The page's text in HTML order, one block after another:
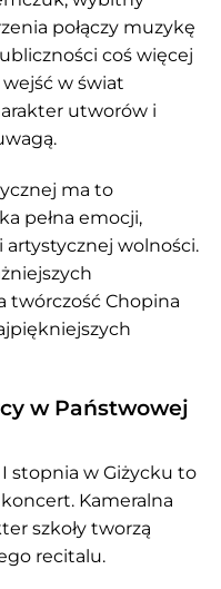
połączy muzykę
coś więcej
w świat
utworów i
ma to
pełna emocji,
wolności.
Chopina
w Państwowej
I stopnia w Giżycku to
Kameralna
szkoły tworzą
recitalu.